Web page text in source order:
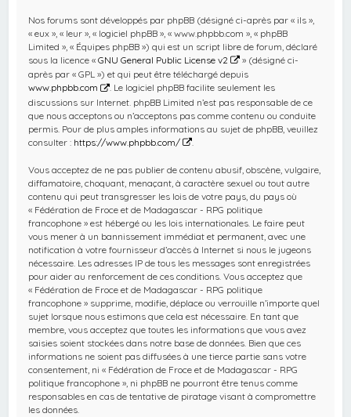
Nos forums sont développés par phpBB (désigné ci-après par « ils »,
« eux », « leur », « logiciel phpBB », « www.phpbb.com », « phpBB
Limited », « Équipes phpBB ») qui est un script libre de forum, déclaré
sous la licence «GNU General Public License v2
» (désigné ci-
après par « GPL ») et qui peut être téléchargé depuis
www.phpbb.com
. Le logiciel phpBB facilite seulement les
discussions sur Internet. phpBB Limited n’est pas responsable de ce
que nous acceptons ou n’acceptons pas comme contenu ou conduite
permis. Pour de plus amples informations au sujet de phpBB, veuillez
consulter : https://www.phpbb.com/
Vous acceptez de ne pas publier de contenu abusif, obscène, vulgaire,
diffamatoire, choquant, menaçant, à caractère sexuel ou tout autre
contenu qui peut transgresser les lois de votre pays, du pays où
« Fédération de Froce et de Madagascar - RPG politique
francophone » est hébergé ou les lois internationales. Le faire peut
vous mener à un bannissement immédiat et permanent, avec une
notification à votre fournisseur d’accès à Internet si nous le jugeons
nécessaire. Les adresses IP de tous les messages sont enregistrées
pour aider au renforcement de ces conditions. Vous acceptez que
« Fédération de Froce et de Madagascar - RPG politique
francophone » supprime, modifie, déplace ou verrouille n’importe quel
sujet lorsque nous estimons que cela est nécessaire. En tant que
membre, vous acceptez que toutes les informations que vous avez
saisies soient stockées dans notre base de données. Bien que ces
informations ne soient pas diffusées à une tierce partie sans votre
consentement, ni « Fédération de Froce et de Madagascar - RPG
politique francophone », ni phpBB ne pourront être tenus comme
responsables en cas de tentative de piratage visant à compromettre
les données.